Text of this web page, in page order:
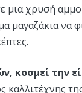
μια χρυσή
μαγαζάκια να
κοσμεί την
καλλιτέχνης